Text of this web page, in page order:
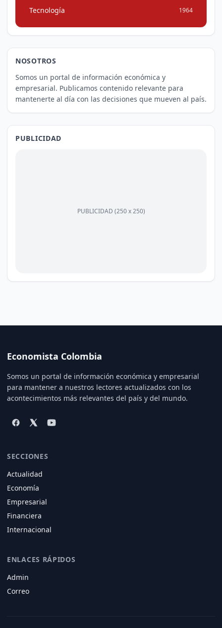
Tecnología 1964
NOSOTROS
Somos un portal de información económica y
empresarial. Publicamos contenido relevante para
mantenerte al día con las decisiones que mueven al país.
PUBLICIDAD
PUBLICIDAD (250 x 250)
Economista Colombia
Somos un portal de información económica y empresarial
para mantener a nuestros lectores actualizados con los
acontecimientos más relevantes del país y del mundo.
SECCIONES
Actualidad
Economía
Empresarial
Financiera
Internacional
ENLACES RÁPIDOS
Admin
Correo